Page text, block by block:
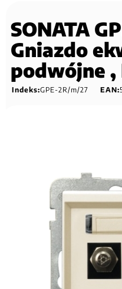
SONATA
Gniazdo
podwójne ,
Indeks:GPE-2R/m/27 EAN: